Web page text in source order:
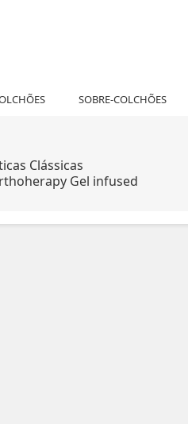
SOBRE-COLCHÕES
Clássicas
Gel infused